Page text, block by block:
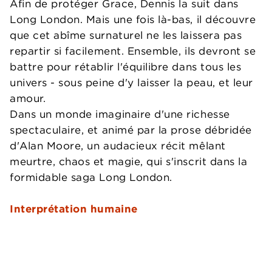
Afin de protéger Grace, Dennis la suit dans
Long London. Mais une fois là-bas, il découvre
que cet abîme surnaturel ne les laissera pas
repartir si facilement. Ensemble, ils devront se
battre pour rétablir l'équilibre dans tous les
univers - sous peine d'y laisser la peau, et leur
amour.
Dans un monde imaginaire d'une richesse
spectaculaire, et animé par la prose débridée
d'Alan Moore, un audacieux récit mêlant
meurtre, chaos et magie, qui s'inscrit dans la
formidable saga Long London.
Interprétation humaine